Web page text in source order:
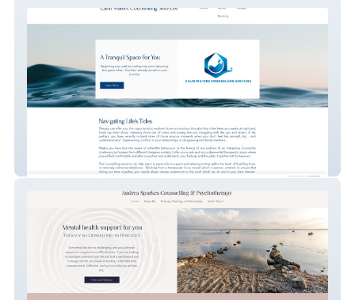
Calm Waters Counsell